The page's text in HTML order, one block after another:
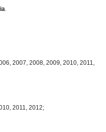
2007, 2008, 2009, 2010, 2011,
2011, 2012;